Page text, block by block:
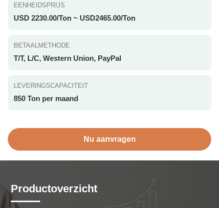
EENHEIDSPRIJS
USD 2230.00/Ton ~ USD2465.00/Ton
BETAALMETHODE
T/T, L/C, Western Union, PayPal
LEVERINGSCAPACITEIT
850 Ton per maand
Nu aanvragen
Productoverzicht